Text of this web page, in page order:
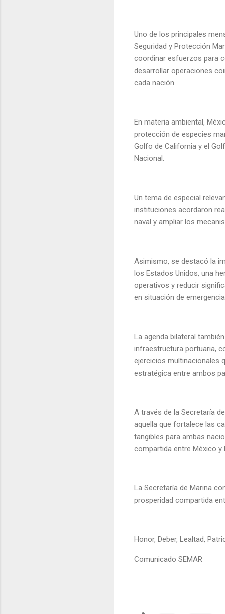
Uno de los principales
Seguridad y Protección
coordinar esfuerzos para
desarrollar operaciones
cada nación.
En materia ambiental,
protección de especies
Golfo de California y el
Nacional.
Un tema de especial
instituciones acordaron
naval y ampliar los
Asimismo, se destacó la
los Estados Unidos, una
operativos y reducir
en situación de emergencia.
La agenda bilateral
infraestructura portuaria,
ejercicios multinacionales
estratégica entre ambos
A través de la Secretaría
aquella que fortalece las
tangibles para ambas
compartida entre México y
La Secretaría de Marina
prosperidad compartida
Honor, Deber, Lealtad,
Comunicado SEMAR